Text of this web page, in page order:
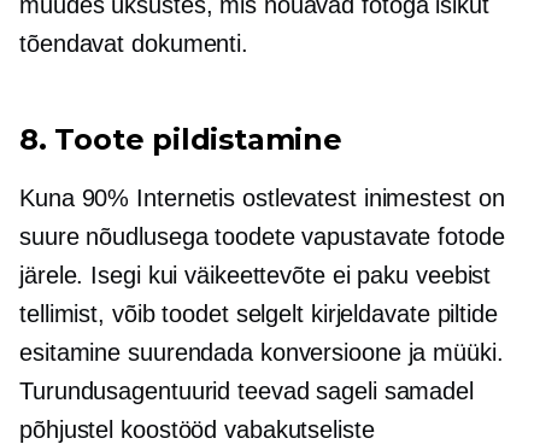
tõendavat dokumenti.
8. Toote pildistamine
Kuna 90% Internetis ostlevatest inimestest on
suure nõudlusega toodete vapustavate fotode
järele. Isegi kui väikeettevõte ei paku veebist
tellimist, võib toodet selgelt kirjeldavate piltide
esitamine suurendada konversioone ja müüki.
Turundusagentuurid teevad sageli samadel
põhjustel koostööd vabakutseliste